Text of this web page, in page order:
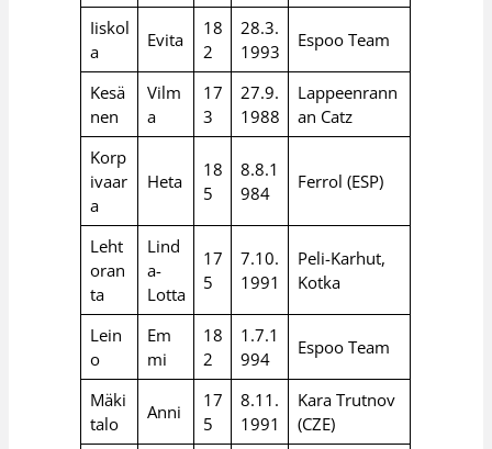
Iiskol
a
Evita
18
2
28.3.
1993
Espoo Team
Kesä
nen
Vilm
a
17
3
27.9.
1988
Lappeenrann
an Catz
Korp
ivaar
a
Heta
18
5
8.8.1
984
Ferrol (ESP)
Leht
oran
ta
Lind
a-
Lotta
17
5
7.10.
1991
Peli-Karhut,
Kotka
Lein
o
Em
mi
18
2
1.7.1
994
Espoo Team
Mäki
talo
Anni
17
5
8.11.
1991
Kara Trutnov
(CZE)